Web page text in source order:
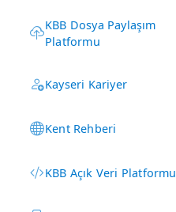
KBB Dosya Paylaşım
Platformu
Kayseri Kariyer
Kent Rehberi
KBB Açık Veri Platformu